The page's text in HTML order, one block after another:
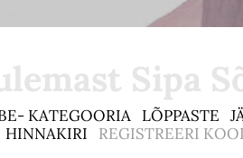
Sipa
KATEGOORIA LÕPPASTE
HINNAKIRI REGISTREERI